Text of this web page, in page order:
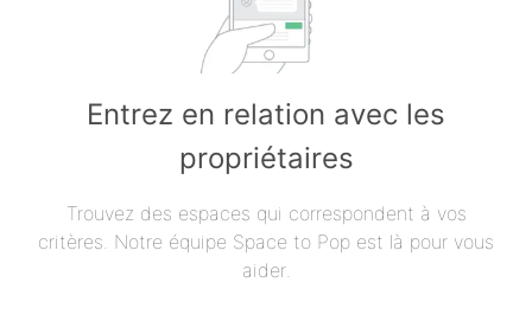
Entrez en relation avec les
propriétaires
Trouvez des espaces qui correspondent à vos
critères. Notre équipe Space to Pop est là pour vous
aider.